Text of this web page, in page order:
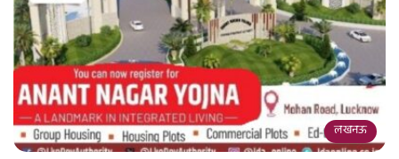
लखनऊ